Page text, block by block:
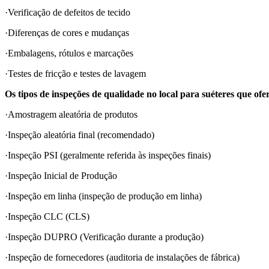
·Verificação de defeitos de tecido
·Diferenças de cores e mudanças
·Embalagens, rótulos e marcações
·Testes de fricção e testes de lavagem
Os tipos de inspeções de qualidade no local para suéteres que
·Amostragem aleatória de produtos
·Inspeção aleatória final (recomendado)
·Inspeção PSI (geralmente referida às inspeções finais)
·Inspeção Inicial de Produção
·Inspeção em linha (inspeção de produção em linha)
·Inspeção CLC (CLS)
·Inspeção DUPRO (Verificação durante a produção)
·Inspeção de fornecedores (auditoria de instalações de fábrica)